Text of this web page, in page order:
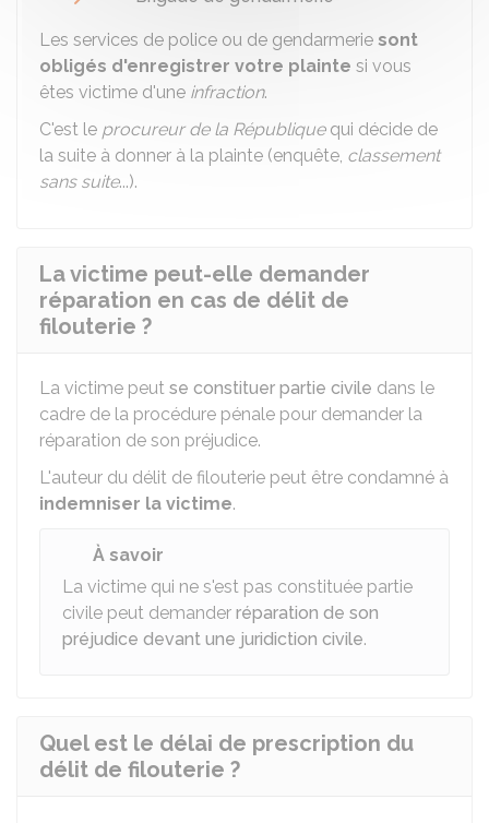
Les services de police ou de gendarmerie sont
obligés d'enregistrer votre plainte si vous
êtes victime d'une infraction.
C'est le procureur de la Républiquequi décide de
la suite à donner à la plainte (enquête, classement
sans suite...).
La victime peut-elle demander
réparation en cas de délit de
filouterie ?
La victime peut se constituer partie civile dans le
cadre de la procédure pénale pour demander la
réparation de son préjudice.
L'auteur du délit de filouterie peut être condamné à
indemniser la victime.
À savoir
La victime qui ne s'est pas constituée partie
civile peut demander réparation de son
préjudice devant une juridiction civile.
Quel est le délai de prescription du
délit de filouterie ?